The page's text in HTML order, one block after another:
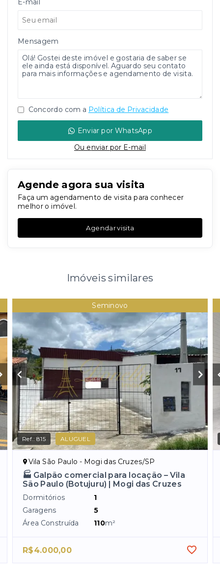
E-mail
Mensagem
Concordo com a Política de Privacidade
Enviar por WhatsApp
Ou enviar por E-mail
Agende agora sua visita
Faça um agendamento de visita para conhecer
melhor o imóvel.
Agendar visita
Imóveis similares
Seminovo
Ref.:815 ALUGUEL
Vila São Paulo - Mogi das Cruzes/SP
🏭 Galpão comercial para locação – Vila
São Paulo (Botujuru) | Mogi das Cruzes
Dormitórios
1
Garagens
5
Área Construída
110m²
R$4.000,00